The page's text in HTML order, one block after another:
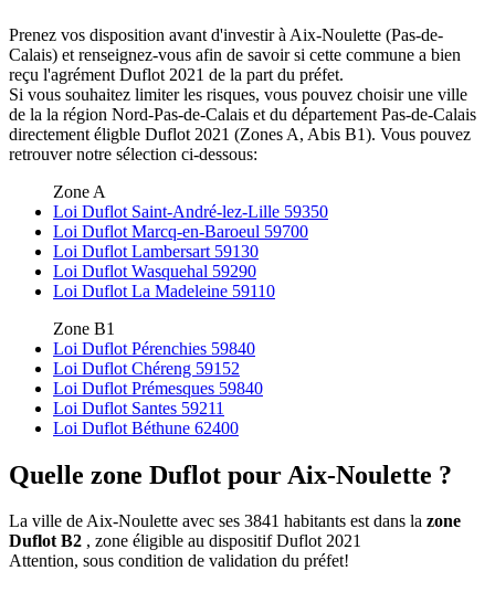
Prenez vos disposition avant d'investir à Aix-Noulette (Pas-de-
Calais) et renseignez-vous afin de savoir si cette commune a bien
reçu l'agrément Duflot 2021 de la part du préfet.
Si vous souhaitez limiter les risques, vous pouvez choisir une ville
de la la région Nord-Pas-de-Calais et du département Pas-de-Calais
directement éligble Duflot 2021 (Zones A, Abis B1). Vous pouvez
retrouver notre sélection ci-dessous:
Zone A
Loi Duflot Saint-André-lez-Lille 59350
Loi Duflot Marcq-en-Baroeul 59700
Loi Duflot Lambersart 59130
Loi Duflot Wasquehal 59290
Loi Duflot La Madeleine 59110
Zone B1
Loi Duflot Pérenchies 59840
Loi Duflot Chéreng 59152
Loi Duflot Prémesques 59840
Loi Duflot Santes 59211
Loi Duflot Béthune 62400
Quelle zone Duflot pour Aix-Noulette ?
La ville de Aix-Noulette avec ses 3841 habitants est dans la zone
Duflot B2 , zone éligible au dispositif Duflot 2021
Attention, sous condition de validation du préfet!